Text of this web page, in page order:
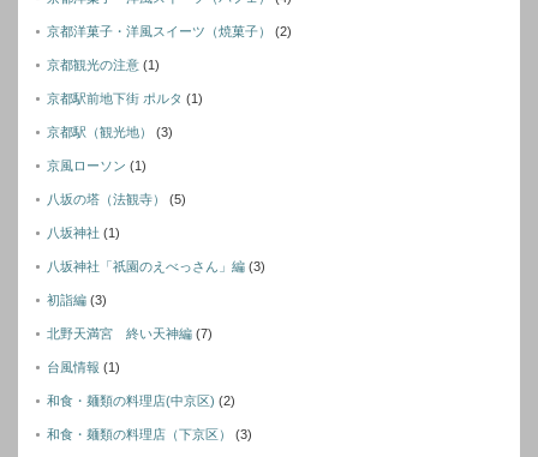
京都洋菓子・洋風スイーツ（焼菓子） (2)
京都観光の注意 (1)
京都駅前地下街 ポルタ (1)
京都駅（観光地） (3)
京風ローソン (1)
八坂の塔（法観寺） (5)
八坂神社 (1)
八坂神社「祇園のえべっさん」編 (3)
初詣編 (3)
北野天満宮 終い天神編 (7)
台風情報 (1)
和食・麺類の料理店(中京区) (2)
和食・麺類の料理店（下京区） (3)